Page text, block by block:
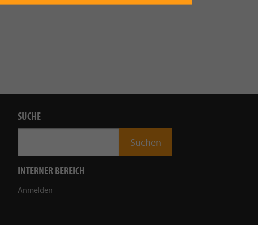
SUCHE
INTERNER BEREICH
Anmelden